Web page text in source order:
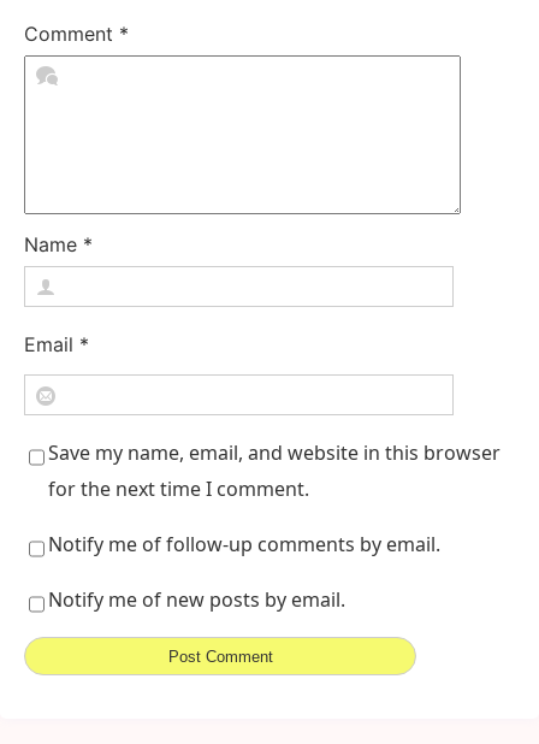
Comment *
Name *
Email *
Save my name, email, and website in this browser
for the next time I comment.
Notify me of follow-up comments by email.
Notify me of new posts by email.